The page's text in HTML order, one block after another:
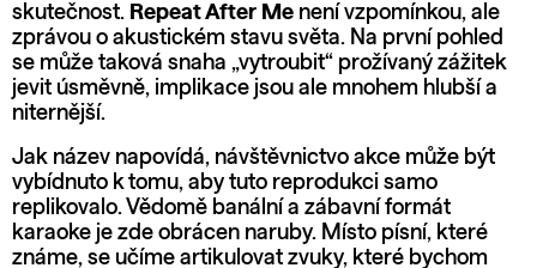
skutečnost. Repeat After Me není vzpomínkou, ale
zprávou o akustickém stavu světa. Na první pohled
se může taková snaha „vytroubit“ prožívaný zážitek
jevit úsměvně, implikace jsou ale mnohem hlubší a
niternější.
Jak název napovídá, návštěvnictvo akce může být
vybídnuto k tomu, aby tuto reprodukci samo
replikovalo. Vědomě banální a zábavní formát
karaoke je zde obrácen naruby. Místo písní, které
známe, se učíme artikulovat zvuky, které bychom